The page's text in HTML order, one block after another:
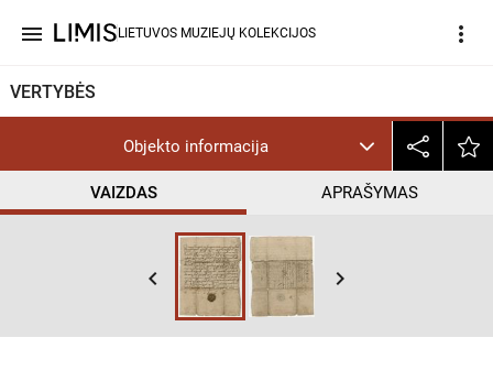
menu LIETUVOS MUZIEJŲ KOLEKCIJOS more_vert
VERTYBĖS
Objekto informacija
VAIZDAS APRAŠYMAS
keyboard_arrow_left keyboard_arrow_right